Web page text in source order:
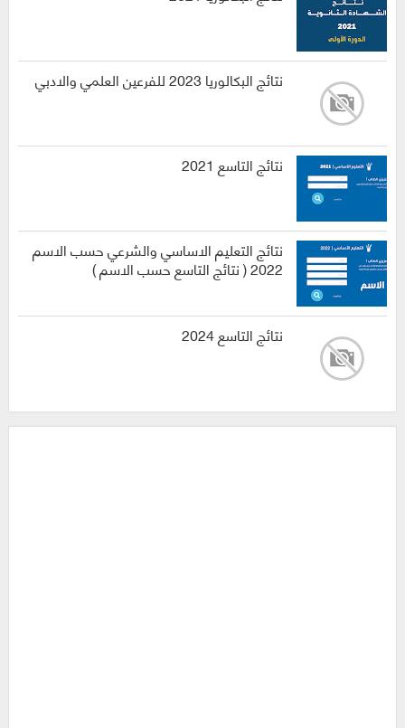
نتائج البكالوريا 2023 للفرعين العلمي والادبي
نتائج التاسع 2021
نتائج التعليم الاساسي والشرعي حسب الاسم
2022 ( نتائج التاسع حسب الاسم )
نتائج التاسع 2024